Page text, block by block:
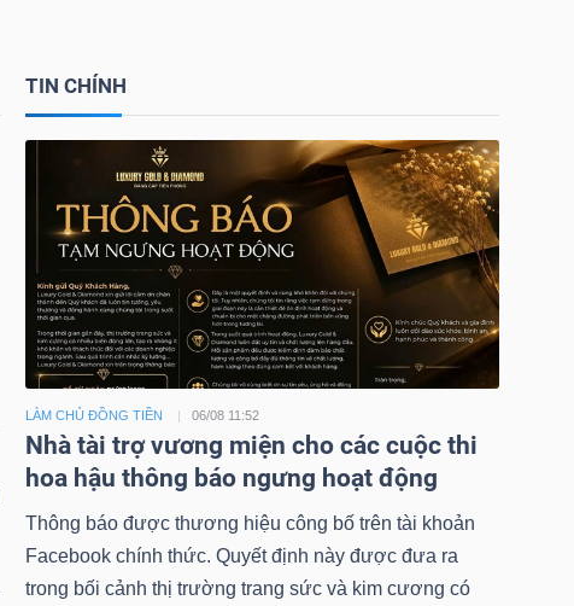
TIN CHÍNH
LÀM CHỦ ĐỒNG TIỀN 06/08 11:52
Nhà tài trợ vương miện cho các cuộc thi
hoa hậu thông báo ngưng hoạt động
Thông báo được thương hiệu công bố trên tài khoản
Facebook chính thức. Quyết định này được đưa ra
trong bối cảnh thị trường trang sức và kim cương có